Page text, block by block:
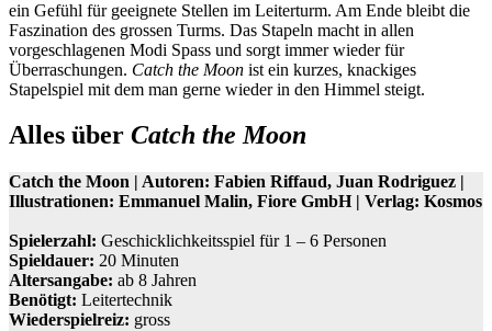
ein Gefühl für geeignete Stellen im Leiterturm. Am Ende bleibt die
Faszination des grossen Turms. Das Stapeln macht in allen
vorgeschlagenen Modi Spass und sorgt immer wieder für
Überraschungen. Catch the Moon ist ein kurzes, knackiges
Stapelspiel mit dem man gerne wieder in den Himmel steigt.
Alles über Catch the Moon
Catch the Moon | Autoren: Fabien Riffaud, Juan Rodriguez |
Illustrationen: Emmanuel Malin, Fiore GmbH | Verlag: Kosmos
Spielerzahl: Geschicklichkeitsspiel für 1 – 6 Personen
Spieldauer: 20 Minuten
Altersangabe: ab 8 Jahren
Benötigt: Leitertechnik
Wiederspielreiz: gross